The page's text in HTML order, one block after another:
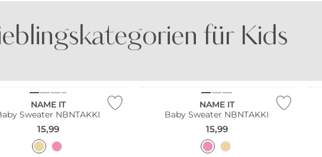
für Kids
NAME IT
Sweater NBNTAKKI
15,99
NAME IT
Baby Sweater NBNTAKKI
15,99